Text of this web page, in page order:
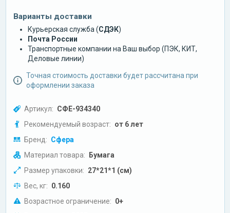
Варианты доставки
Курьерская служба (СДЭК)
Почта России
Транспортные компании на Ваш выбор (ПЭК, КИТ,
Деловые линии)
Точная стоимость доставки будет рассчитана при
оформлении заказа
Артикул: СФЕ-934340
Рекомендуемый возраст: от 6 лет
Бренд: Сфера
Материал товара: Бумага
Размер упаковки: 27*21*1 (см)
Вес, кг: 0.160
Возрастное ограничение: 0+